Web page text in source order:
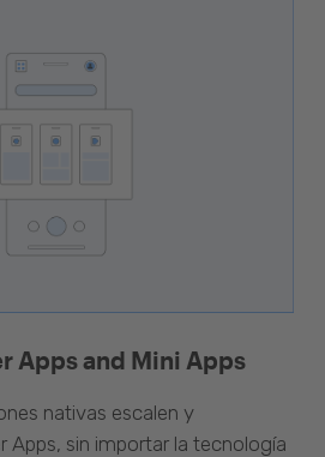
Apps and Mini Apps
nativas escalen y
Apps, sin importar la tecnología